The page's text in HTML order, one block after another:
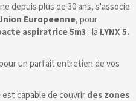
depuis plus de 30 ans, s'associe
Europeenne, pour
aspiratrice 5m3 : la LYNX 5.
un parfait entretien de vos
capable de couvrir des zones